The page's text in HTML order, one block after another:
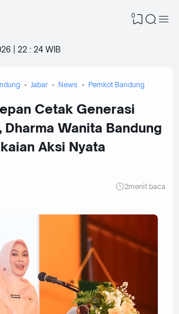
0
| 22 : 24 WIB
Jabar News Pemkot Bandung
Cetak Generasi
Dharma Wanita Bandung
Aksi Nyata
2menit baca